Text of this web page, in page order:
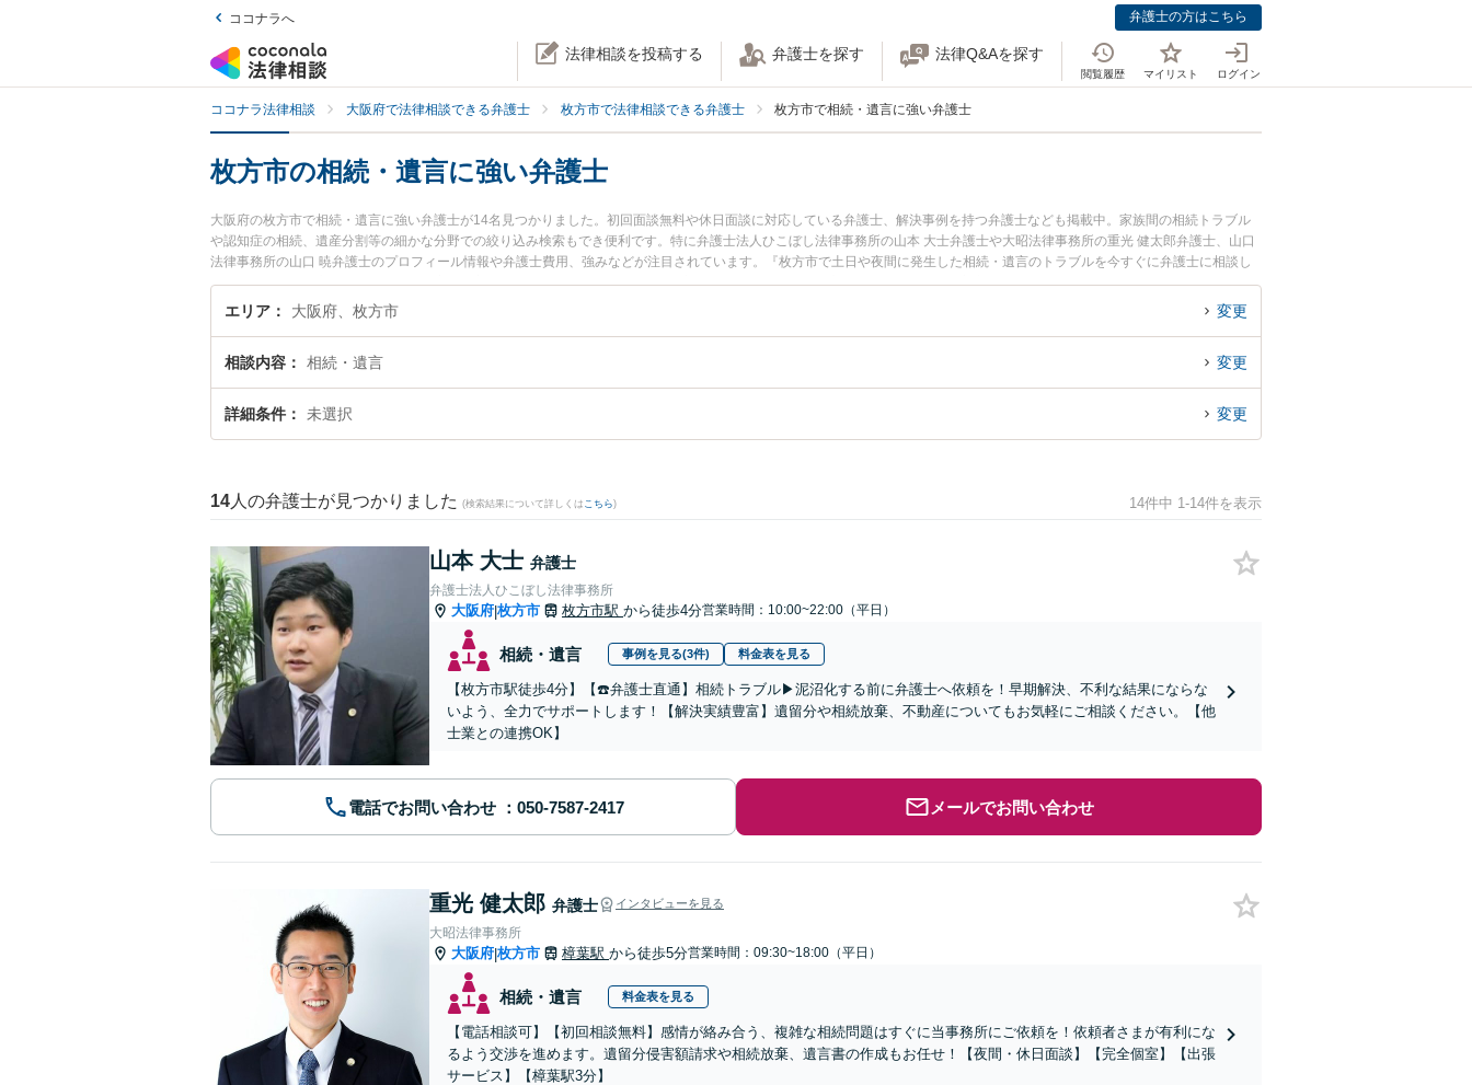
ココナラへ 弁護士の方はこちら
法律相談を投稿する 弁護士を探す 法律Q&Aを探す
閲覧履歴 マイリスト ログイン
ココナラ法律相談 大阪府で法律相談できる弁護士 枚方市で法律相談できる弁護士 枚方市で相続・遺言に強い弁護士
枚方市の相続・遺言に強い弁護士
大阪府の枚方市で相続・遺言に強い弁護士が14名見つかりました。初回面談無料や休日面談に対応している弁護士、解決事例を持つ弁護士なども掲載中。家族間の相続トラブル
や認知症の相続、遺産分割等の細かな分野での絞り込み検索もでき便利です。特に弁護士法人ひこぼし法律事務所の山本 大士弁護士や大昭法律事務所の重光 健太郎弁護士、山口
法律事務所の山口 暁弁護士のプロフィール情報や弁護士費用、強みなどが注目されています。『枚方市で土日や夜間に発生した相続・遺言のトラブルを今すぐに弁護士に相談し
たい』『相続・遺言のトラブル解決の実績豊富な近くの弁護士を検索したい』『初回相談無料で相続・遺言を法律相談できる枚方市内の弁護士に相談予約したい』などでお困りの
相談者さんにおすすめです。
エリア 大阪府、枚方市 変更
相談内容 相続・遺言 変更
詳細条件 未選択 変更
14 人の弁護士が見つかりました (検索結果について詳しくは こちら) 14件中 1-14件を表示
山本 大士 弁護士
弁護士法人ひこぼし法律事務所
大阪府|枚方市 枚方市駅 から徒歩4分営業時間：10:00~22:00（平日）
相続・遺言 事例を見る(3件) 料金表を見る
【枚方市駅徒歩4分】【☎️弁護士直通】相続トラブル▶︎泥沼化する前に弁護士へ依頼を！早期解決、不利な結果にならな
いよう、全力でサポートします！【解決実績豊富】遺留分や相続放棄、不動産についてもお気軽にご相談ください。【他
士業との連携OK】
電話でお問い合わせ メールでお問い合わせ
重光 健太郎 弁護士 インタビューを見る
大昭法律事務所
大阪府|枚方市 樟葉駅 から徒歩5分営業時間：09:30~18:00（平日）
相続・遺言 料金表を見る
【電話相談可】【初回相談無料】感情が絡み合う、複雑な相続問題はすぐに当事務所にご依頼を！依頼者さまが有利にな
るよう交渉を進めます。遺留分侵害額請求や相続放棄、遺言書の作成もお任せ！【夜間・休日面談】【完全個室】【出張
サービス】【樟葉駅3分】